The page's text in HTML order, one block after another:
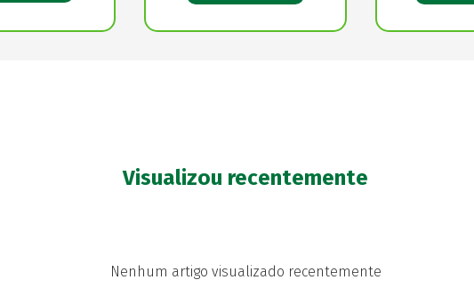
Visualizou recentemente
Nenhum artigo visualizado recentemente